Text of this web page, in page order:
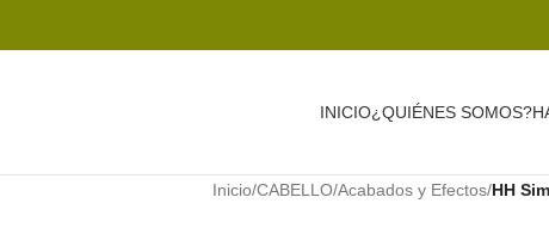
INICIO¿QUIÉNES SOMOS?
Inicio/CABELLO/Acabados y Efectos/HH